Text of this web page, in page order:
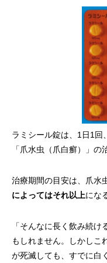
ラミシール錠は、1日1回
「爪水虫（爪白癬）」の
治療期間の目安は、爪水
によってはそれ以上にな
「そんなに長く飲み続
もしれません。しかしこ
が死滅しても、すでに白